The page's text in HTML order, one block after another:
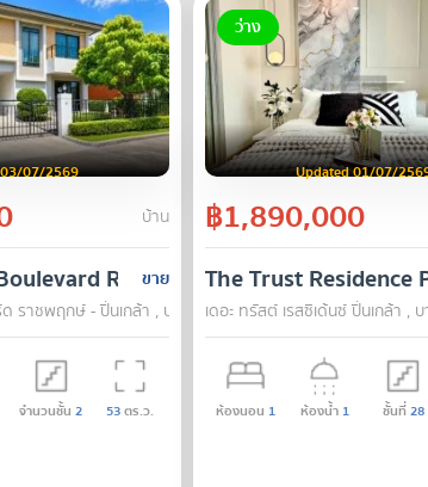
07/2569
บ้าน
ขาย
Ratchaphruek - Pinklao
ราชพฤกษ์ - ปิ่นเกล้า , บางกรวย , นนทบุรี
จำนวนชั้น 2 53ตร.ว.
ว่าง
Updated 01/07/
฿1,890,000
The Trust Residence
เดอะ ทรัสต์ เรสซิเด้นซ์ ปิ่นเกล้า ,
ห้องนอน 1 ห้องน้ำ 1 ชั้นที่28